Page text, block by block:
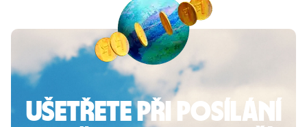
Ušetřete při posílání